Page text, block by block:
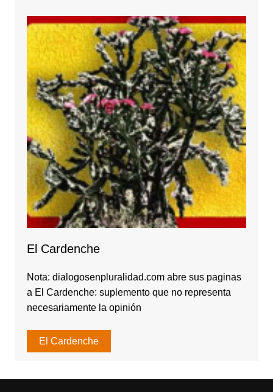
El Cardenche
Nota: dialogosenpluralidad.com abre sus paginas
a El Cardenche: suplemento que no representa
necesariamente la opinión
El Cardenche